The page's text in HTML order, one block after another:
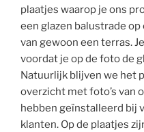
plaatjes waarop je ons
een glazen balustrade
van gewoon een terras.
voordat je op de foto de
Natuurlijk blijven we het
overzicht met foto’s van
hebben geïnstalleerd bij
klanten. Op de plaatjes